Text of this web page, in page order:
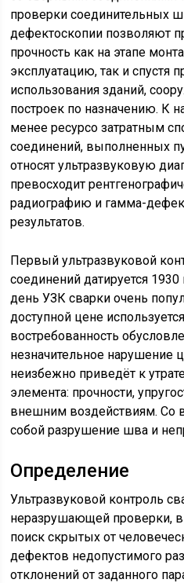
проверки соединительных
дефектоскопии позволяют
прочность как на этапе
эксплуатацию, так и спустя
использования зданий,
построек по назначению. К
менее ресурсо затратным
соединений, выполненных
относят ультразвуковую
превосходит
радиографию и гамма-
результатов.
Первый ультразвуковой
соединений датируется
день УЗК сварки очень
доступной цене
востребованность
незначительное нарушение
неизбежно приведёт к
элемента: прочности,
внешним воздействиям. Со
собой разрушение шва и
Определение
Ультразвуковой контроль
неразрушающей проверки,
поиск скрытых от
дефектов недопустимого
отклонений от заданного